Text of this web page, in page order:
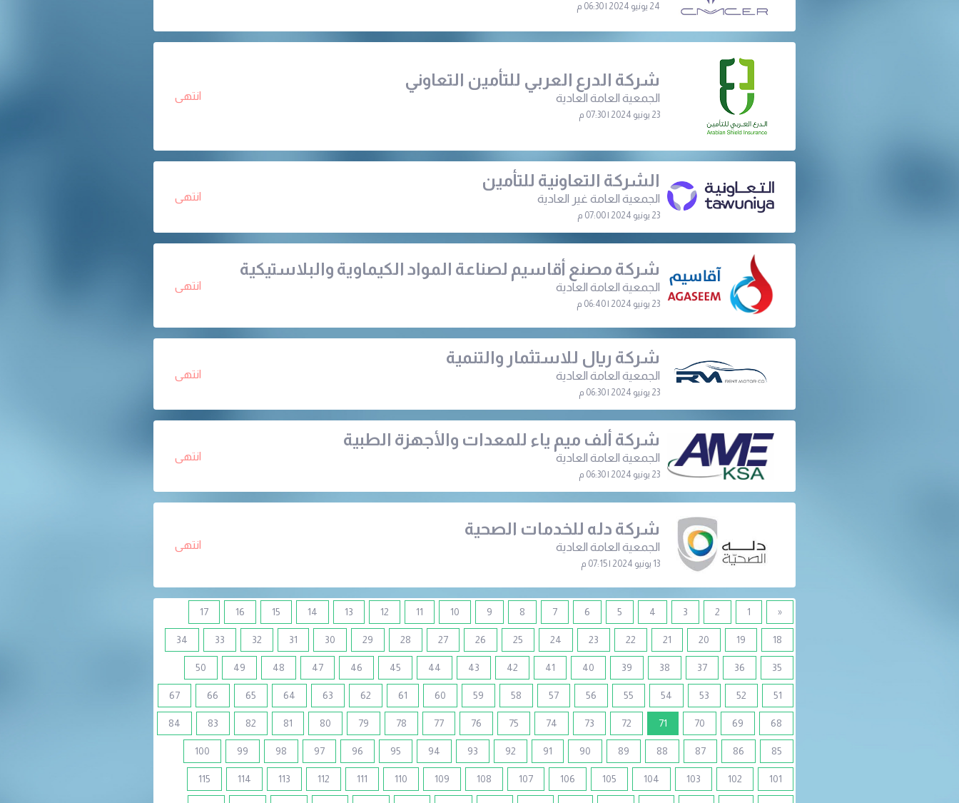
24 يونيو 2024 | 06:30 م
شركة الدرع العربي للتأمين التعاوني
الجمعية العامة العادية
23 يونيو 2024 | 07:30 م
انتهى
الشركة التعاونية للتأمين
الجمعية العامة غير العادية
23 يونيو 2024 | 07:00 م
انتهى
شركة مصنع أقاسيم لصناعة المواد الكيماوية والبلاستيكية
الجمعية العامة العادية
23 يونيو 2024 | 06:40 م
انتهى
شركة ريال للاستثمار والتنمية
الجمعية العامة العادية
23 يونيو 2024 | 06:30 م
انتهى
شركة ألف ميم ياء للمعدات والأجهزة الطبية
الجمعية العامة العادية
23 يونيو 2024 | 06:30 م
انتهى
شركة دله للخدمات الصحية
الجمعية العامة العادية
13 يونيو 2024 | 07:15 م
انتهى
«
1
2
3
4
5
6
7
8
9
10
11
12
13
14
15
16
17
18
19
20
21
22
23
24
25
26
27
28
29
30
31
32
33
34
35
36
37
38
39
40
41
42
43
44
45
46
47
48
49
50
51
52
53
54
55
56
57
58
59
60
61
62
63
64
65
66
67
68
69
70
71
72
73
74
75
76
77
78
79
80
81
82
83
84
85
86
87
88
89
90
91
92
93
94
95
96
97
98
99
100
101
102
103
104
105
106
107
108
109
110
111
112
113
114
115